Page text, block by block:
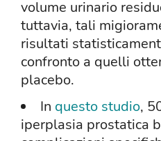
volume urinario
tuttavia, tali
risultati
confronto a quelli
placebo.
In questo studio,
iperplasia prostatica